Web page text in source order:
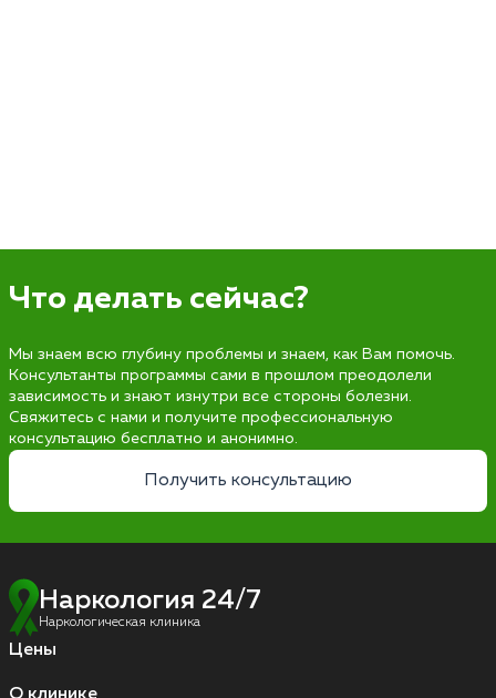
Что делать сейчас?
Мы знаем всю глубину проблемы и знаем, как Вам помочь.
Консультанты программы сами в прошлом преодолели
зависимость и знают изнутри все стороны болезни.
Свяжитесь с нами и получите профессиональную
консультацию бесплатно и анонимно.
Получить консультацию
Наркология 24/7
Наркологическая клиника
Цены